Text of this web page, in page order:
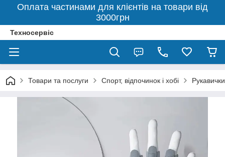
Оплата частинами для клієнтів на товари від
3000грн
Техносервіс
Товари та послуги Спорт, відпочинок і хобі